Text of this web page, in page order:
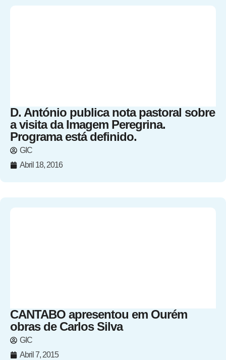
D. António publica nota pastoral sobre
a visita da Imagem Peregrina.
Programa está definido.
GIC
Abril 18, 2016
CANTABO apresentou em Ourém
obras de Carlos Silva
GIC
Abril 7, 2015